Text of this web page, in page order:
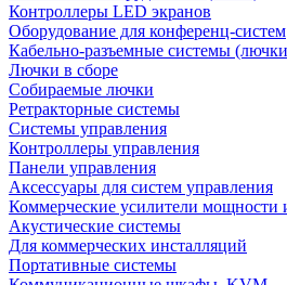
Контроллеры LED экранов
Оборудование для конференц-систем
Кабельно-разъемные системы
Лючки в сборе
Собираемые лючки
Ретракторные системы
Системы управления
Контроллеры управления
Панели управления
Аксессуары для систем управления
Коммерческие усилители
Акустические системы
Для коммерческих инсталляций
Портативные системы